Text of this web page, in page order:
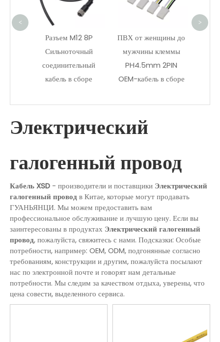
Разъем M12 8P
Сильноточный
соединительный
кабель в сборе
ПВХ от женщины до
мужчины клеммы
PH4.5mm 2PIN
OEM-кабель в сборе
< >
Электрический
галогенный провод
Кабель XSD - производители и поставщики Электрический
галогенный проводв Китае, которые могут продавать
ГУАНЬЯНЦИ. Мы можем предоставить вам
профессиональное обслуживание и лучшую цену. Если вы
заинтересованы в продуктах Электрический галогенный
провод, пожалуйста, свяжитесь с нами. Подсказки: Особые
потребности, например: OEM, ODM, подгонянные согласно
требованиям, конструкции и другим, пожалуйста посылают
нас по электронной почте и говорят нам детальные
потребности. Мы следим за качеством отдыха, уверены, что
цена совести, выделенного сервиса.